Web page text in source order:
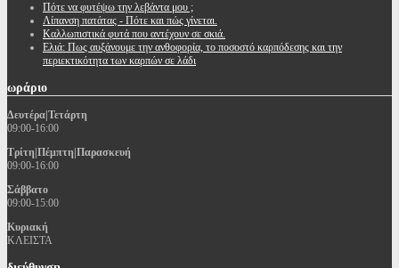
Πότε να φυτέψω την λεβάντα μου ;
Λίπανση πατάτας - Πότε και πώς γίνεται.
Καλλωπιστικά φυτά που αντέχουν σε σκιά.
Ελιά: Πως αυξάνουμε την ανθοφορία, το ποσοστό καρπόδεσης και την
περιεκτικότητα των καρπών σε λάδι
ωράριο
Δευτέρα|Τετάρτη
09:00-16:00
Τρίτη|Πέμπτη|Παρασκευή
09:00-16:00
Σάββατο
09:00-15:00
Κυριακή
ΚΛΕΙΣΤΑ